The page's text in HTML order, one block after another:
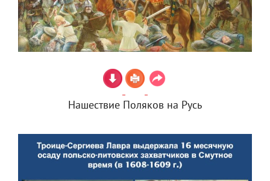
Нашествие Поляков на Русь